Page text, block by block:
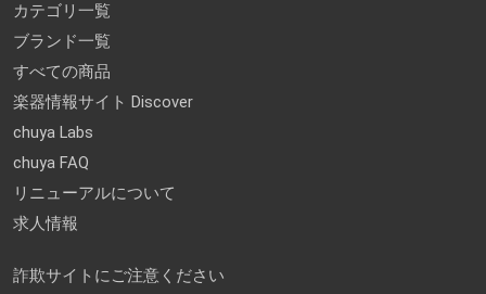
カテゴリ一覧
ブランド一覧
すべての商品
楽器情報サイト Discover
chuya Labs
chuya FAQ
リニューアルについて
求人情報
詐欺サイトにご注意ください